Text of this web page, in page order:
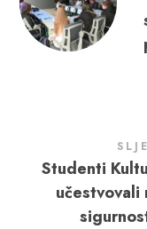
Studenti
učestvovali